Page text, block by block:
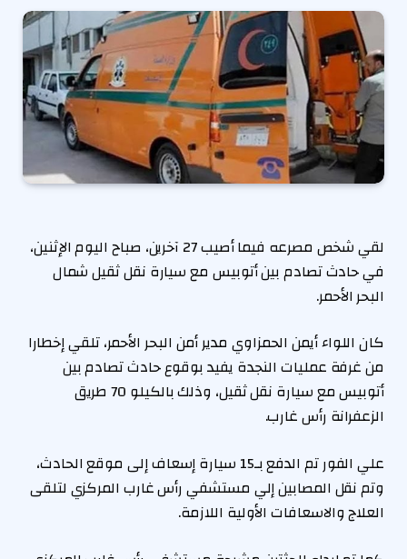
لقي شخص مصرعه فيما أصيب 27 آخرين، صباح اليوم الإثنين،
في حادث تصادم بين أتوبيس مع سيارة نقل ثقيل شمال
البحر الأحمر.
كان اللواء أيمن الحمزاوي مدير أمن البحر الأحمر، تلقي إخطارا
من غرفة عمليات النجدة يفيد بوقوع حادث تصادم بين
أتوبيس مع سيارة نقل ثقيل، وذلك بالكيلو 70 طريق
الزعفرانة رأس غارب.
علي الفور تم الدفع بـ15 سيارة إسعاف إلى موقع الحادث،
وتم نقل المصابين إلي مستشفي رأس غارب المركزي لتلقى
العلاج والاسعافات الأولية اللازمة.